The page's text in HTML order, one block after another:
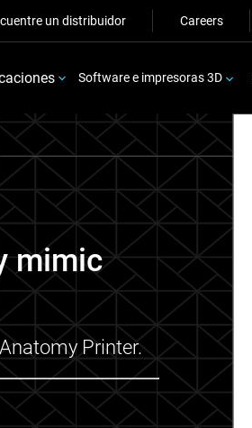
un distribuidor Careers
Software e impresoras 3D
mimic
Printer.